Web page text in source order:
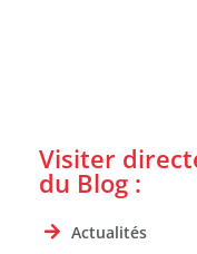
Visiter
du Blog :
Actualités